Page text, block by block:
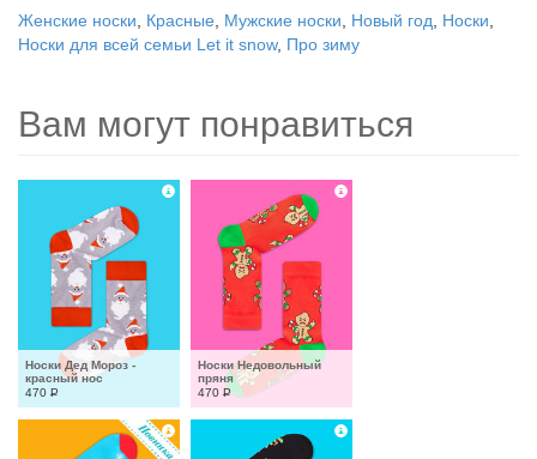
Женские носки Красные Мужские носки Новый год Носки
Носки для всей семьи Let it snow, Про зиму
Вам могут понравиться
Носки Дед Мороз -
красный нос
470 Р
Носки Недовольный
пряня
470 Р